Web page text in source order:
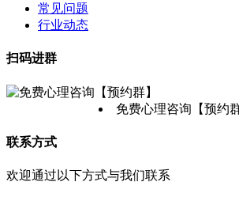
常见问题
行业动态
扫码进群
免费心理咨询【预约群
联系方式
欢迎通过以下方式与我们联系